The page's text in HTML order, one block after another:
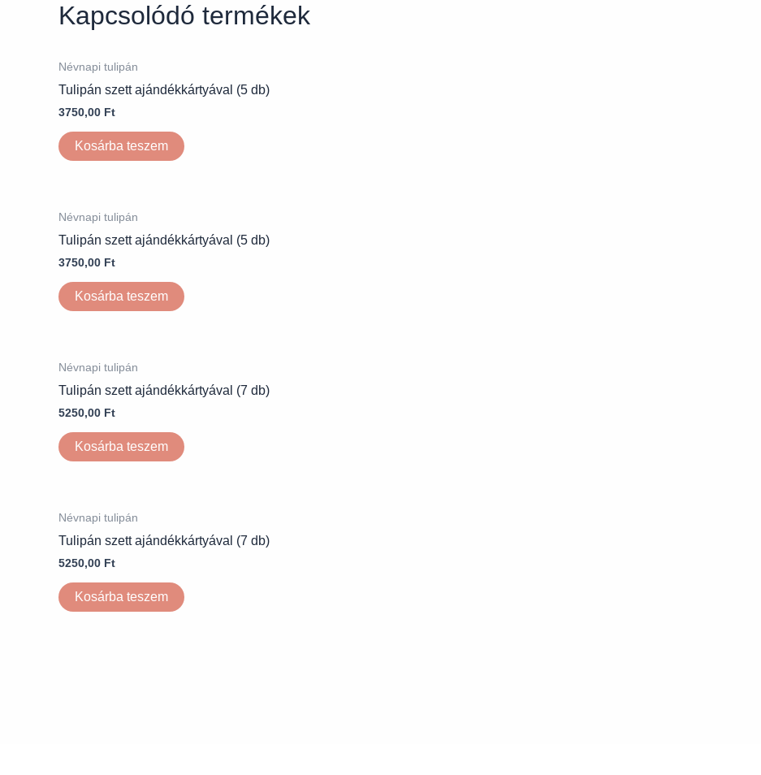
Kapcsolódó termékek
Névnapi tulipán
Tulipán szett ajándékkártyával (5 db)
3750,00 Ft
Kosárba teszem
Névnapi tulipán
Tulipán szett ajándékkártyával (5 db)
3750,00 Ft
Kosárba teszem
Névnapi tulipán
Tulipán szett ajándékkártyával (7 db)
5250,00 Ft
Kosárba teszem
Névnapi tulipán
Tulipán szett ajándékkártyával (7 db)
5250,00 Ft
Kosárba teszem